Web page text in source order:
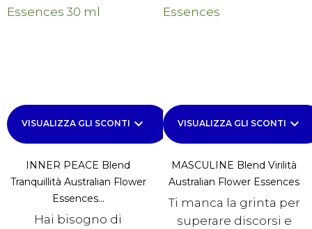
VISUALIZZA GLI SCONTI keyboard_arrow_down
INNER PEACE Blend
Tranquillità Australian Flower
Essences...
Hai bisogno di
VISUALIZZA GLI SCONTI keyboard_arrow_down
MASCULINE Blend Virilità
Australian Flower Essences
Ti manca la grinta per
superare discorsi e